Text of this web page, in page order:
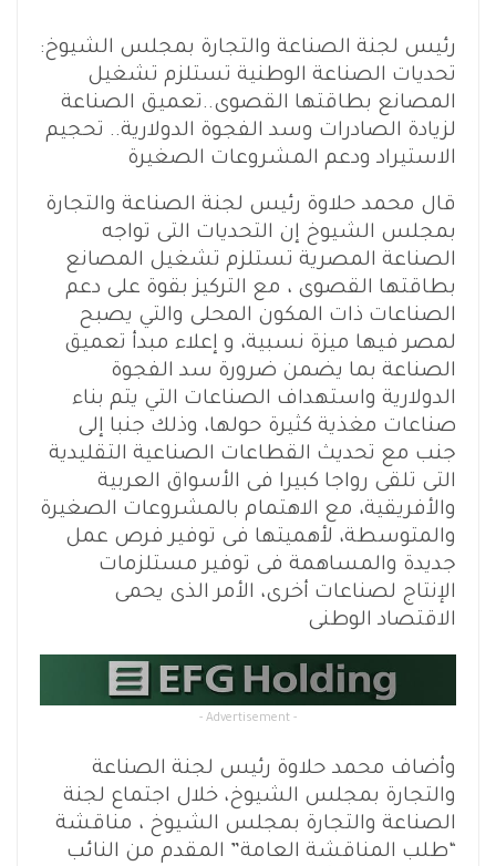
رئيس لجنة الصناعة والتجارة بمجلس الشيوخ:
تحديات الصناعة الوطنية تستلزم تشغيل
المصانع بطاقتها القصوى..تعميق الصناعة
لزيادة الصادرات وسد الفجوة الدولارية.. تحجيم
الاستيراد ودعم المشروعات الصغيرة
قال محمد حلاوة رئيس لجنة الصناعة والتجارة
بمجلس الشيوخ إن التحديات التى تواجه
الصناعة المصرية تستلزم تشغيل المصانع
بطاقتها القصوى ، مع التركيز بقوة على دعم
الصناعات ذات المكون المحلى والتي يصبح
لمصر فيها ميزة نسبية، و إعلاء مبدأ تعميق
الصناعة بما يضمن ضرورة سد الفجوة
الدولارية واستهداف الصناعات التي يتم بناء
صناعات مغذية كثيرة حولها، وذلك جنبا إلى
جنب مع تحديث القطاعات الصناعية التقليدية
التى تلقى رواجا كبيرا فى الأسواق العربية
والأفريقية، مع الاهتمام بالمشروعات الصغيرة
والمتوسطة، لأهميتها فى توفير فرص عمل
جديدة والمساهمة فى توفير مستلزمات
الإنتاج لصناعات أخرى، الأمر الذى يحمى
الاقتصاد الوطنى
- Advertisement -
وأضاف محمد حلاوة رئيس لجنة الصناعة
والتجارة بمجلس الشيوخ، خلال اجتماع لجنة
الصناعة والتجارة بمجلس الشيوخ ، مناقشة
“طلب المناقشة العامة” المقدم من النائب